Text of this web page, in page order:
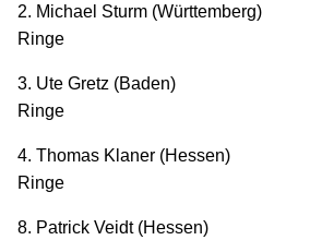
2. Michael Sturm
Ringe
3. Ute Gretz
Ringe
4. Thomas Klaner
Ringe
8. Patrick Veidt